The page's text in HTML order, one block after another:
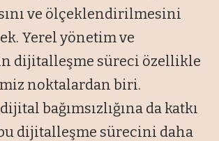
ve ölçeklendirilmesini
Yerel yönetim ve
dijitalleşme süreci özellikle
noktalardan biri.
bağımsızlığına da katkı
dijitalleşme sürecini daha